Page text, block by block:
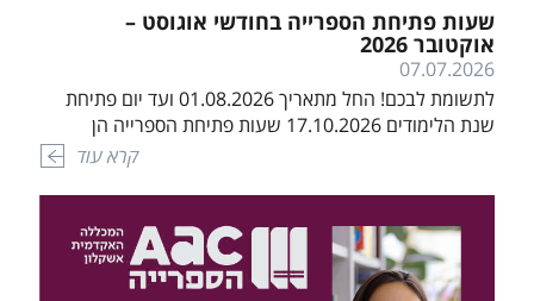
שעות פתיחת הספרייה בחודשי אוגוסט –
אוקטובר 2026
07.07.2026
לתשומת לבכם! החל מתאריך 01.08.2026 ועד יום פתיחת
שנת הלימודים 17.10.2026 שעות פתיחת הספרייה הן
כדלקמן: ימי א' עד ה' – בין השעות 08:15-15:45 ימי ו' – בין
(יום פתיחת שנת הלימודים) הספרייה תחזור לפעילות
במתכונת הרגילה.
קרא עוד